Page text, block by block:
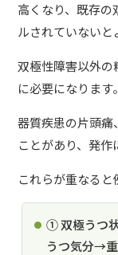
高くなり、既存の
ルされていないと
双極性障害以外
に必要になります。
器質疾患の片頭痛
ことがあり、発作
これらが重なると
① 双極うつ
うつ気分→